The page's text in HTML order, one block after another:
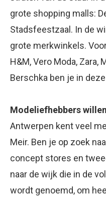
grote shopping malls:
Stadsfeestzaal. In de
grote merkwinkels.
H&M, Vero Moda, Zara,
Berschka ben je in
Modeliefhebbers
Antwerpen kent veel
Meir. Ben je op zoek
concept stores en
naar de wijk die in de
wordt genoemd, om